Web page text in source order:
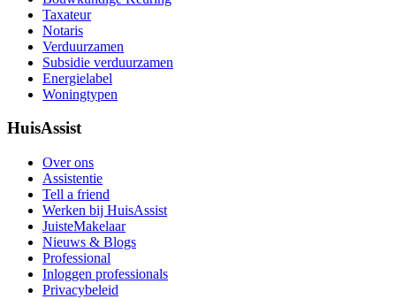
Taxateur
Notaris
Verduurzamen
Subsidie verduurzamen
Energielabel
Woningtypen
HuisAssist
Over ons
Assistentie
Tell a friend
Werken bij HuisAssist
JuisteMakelaar
Nieuws & Blogs
Professional
Inloggen professionals
Privacybeleid